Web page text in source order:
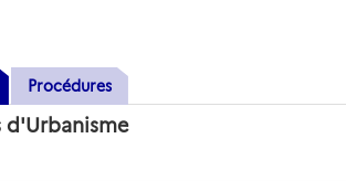
Procédures
d'Urbanisme